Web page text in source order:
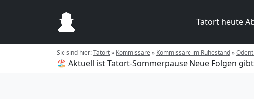
Tatort heute
Sie sind hier:Tatort» Kommissare» Kommissare im Ruhestand»
🏖️ Aktuell ist Tatort-Sommerpause Neue Folgen